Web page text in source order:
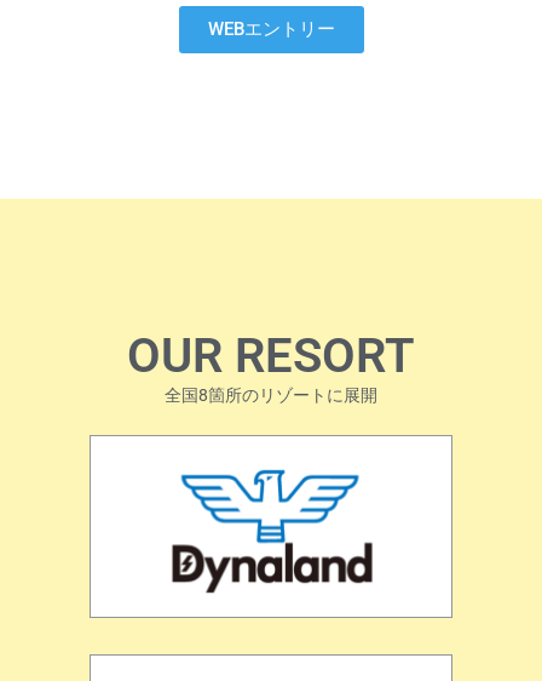
WEBエントリー
OUR RESORT
全国8箇所のリゾートに展開